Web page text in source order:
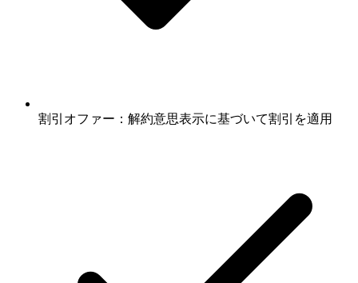
割引オファー：解約意思表示に基づいて割引を適用